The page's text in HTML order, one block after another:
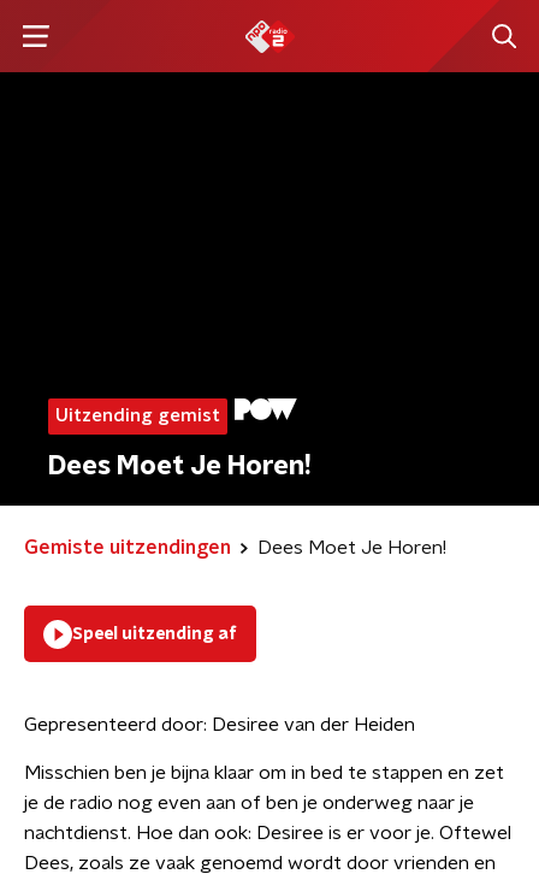
Uitzending gemist
Dees Moet Je Horen!
Gemiste uitzendingen Dees Moet Je Horen!
Speel uitzending af
Gepresenteerd door: Desiree van der Heiden
Misschien ben je bijna klaar om in bed te stappen en zet
je de radio nog even aan of ben je onderweg naar je
nachtdienst. Hoe dan ook: Desiree is er voor je. Oftewel
Dees, zoals ze vaak genoemd wordt door vrienden en